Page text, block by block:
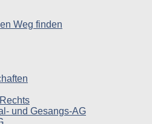
Weg finden
und Gesangs-AG